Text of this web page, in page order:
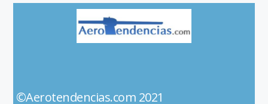
©Aerotendencias.com 2021